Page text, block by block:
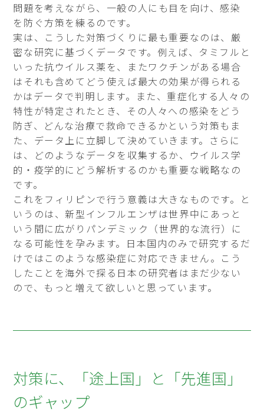
問題を考えながら、一般の人にも目を向け、感染
を防ぐ方策を練るのです。
実は、こうした対策づくりに最も重要なのは、厳
密な研究に基づくデータです。例えば、タミフルと
いった抗ウイルス薬を、またワクチンがある場合
はそれも含めてどう使えば最大の効果が得られる
かはデータで判明します。また、重症化する人々の
特性が特定されたとき、その人々への感染をどう
防ぎ、どんな治療で救命できるかという対策もま
た、データ上に立脚して決めていきます。さらに
は、どのようなデータを収集するか、ウイルス学
的・疫学的にどう解析するのかも重要な戦略なの
です。
これをフィリピンで行う意義は大きなものです。と
いうのは、新型インフルエンザは世界中にあっと
いう間に広がりパンデミック（世界的な流行）に
なる可能性を孕みます。日本国内のみで研究するだ
けではこのような感染症に対応できません。こう
したことを海外で探る日本の研究者はまだ少ない
ので、もっと増えて欲しいと思っています。
対策に、「途上国」と「先進国」
のギャップ